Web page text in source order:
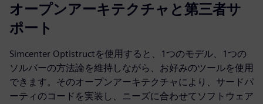
オープンアーキテクチャと第三者サ
ポート
Simcenter Optistructを使用すると、1つのモデル、1つの
ソルバーの方法論を維持しながら、お好みのツールを使用
できます。そのオープンアーキテクチャにより、サードパ
ーティのコードを実装し、ニーズに合わせてソフトウェア